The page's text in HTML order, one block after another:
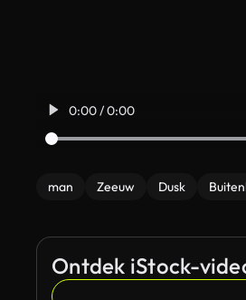
0:00 / 0:00
man Zeeuw Dusk
Ontdek iStock-